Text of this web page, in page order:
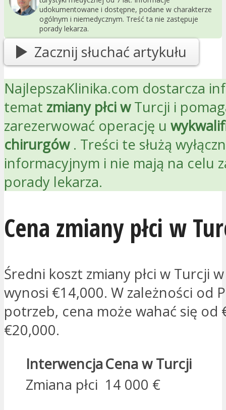
udokumentowane i dostępne, podane w charakterze
ogólnym i niemedycznym. Treść ta nie zastępuje
porady lekarza.
Zacznij słuchać artykułu
NajlepszaKlinika.com dostarcza
temat zmiany płci wTurcji i
zarezerwować operację u
chirurgów . Treści te służą
informacyjnym i nie mają na celu
porady lekarza.
Cena zmiany płci w
Średni koszt zmiany płci w Turcji
wynosi €14,000. W zależności od
potrzeb, cena może wahać się od
€20,000.
InterwencjaCena w Turcji
Zmiana płci 14 000 €